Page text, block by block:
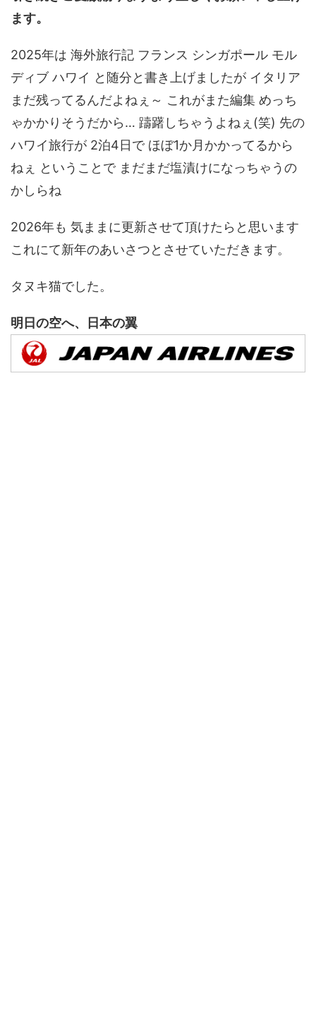
ます。
2025年は 海外旅行記 フランス シンガポール モル
ディブ ハワイ と随分と書き上げましたが イタリア
まだ残ってるんだよねぇ～ これがまた編集 めっち
ゃかかりそうだから… 躊躇しちゃうよねぇ(笑) 先の
ハワイ旅行が 2泊4日で ほぼ1か月かかってるから
ねぇ ということで まだまだ塩漬けになっちゃうの
かしらね
2026年も 気ままに更新させて頂けたらと思います
これにて新年のあいさつとさせていただきます。
タヌキ猫でした。
明日の空へ、日本の翼